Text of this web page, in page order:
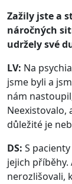
Zažily jste a
náročných
udržely své
LV: Na
jsme byli a
nám
Neexistovalo,
důležité je
DS: S
jejich příběhy.
nerozlišovali,